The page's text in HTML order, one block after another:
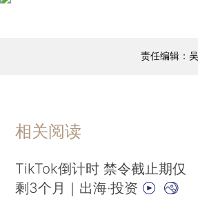
责任编辑：
相关阅读
TikTok倒计时 禁令截止期仅
剩3个月｜出海·投资